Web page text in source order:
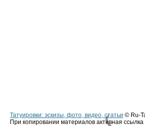
Татуировки: эскизы, фото, видео, статьи © Ru-
При копировании материалов активная